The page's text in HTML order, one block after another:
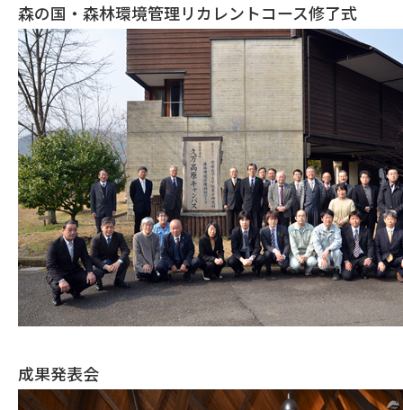
森の国・森林環境管理リカレントコース修了式
成果発表会